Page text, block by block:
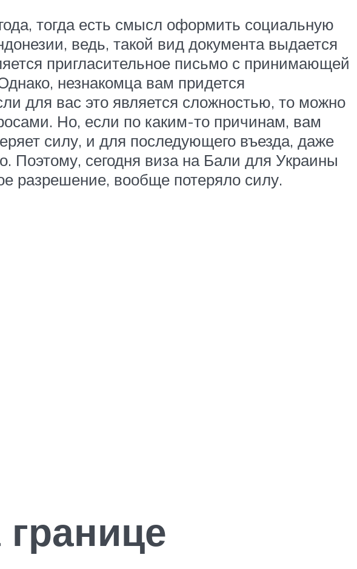
тогда есть смысл оформить социальную
ведь, такой вид документа выдается
пригласительное письмо с принимающей
незнакомца вам придется
для вас это является сложностью, то можно
Но, если по каким-то причинам, вам
силу, и для последующего въезда, даже
Поэтому, сегодня виза на Бали для Украины
разрешение, вообще потеряло силу.